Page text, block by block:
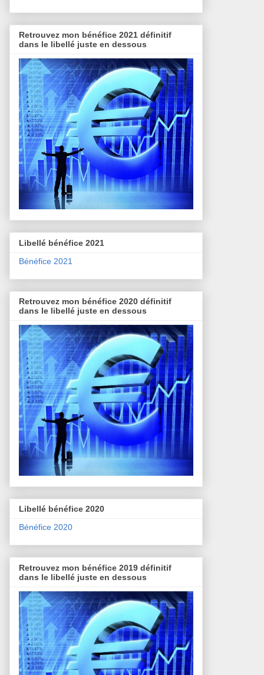
Retrouvez mon bénéfice 2021 définitif
dans le libellé juste en dessous
Libellé bénéfice 2021
Bénéfice 2021
Retrouvez mon bénéfice 2020 définitif
dans le libellé juste en dessous
Libellé bénéfice 2020
Bénéfice 2020
Retrouvez mon bénéfice 2019 définitif
dans le libellé juste en dessous